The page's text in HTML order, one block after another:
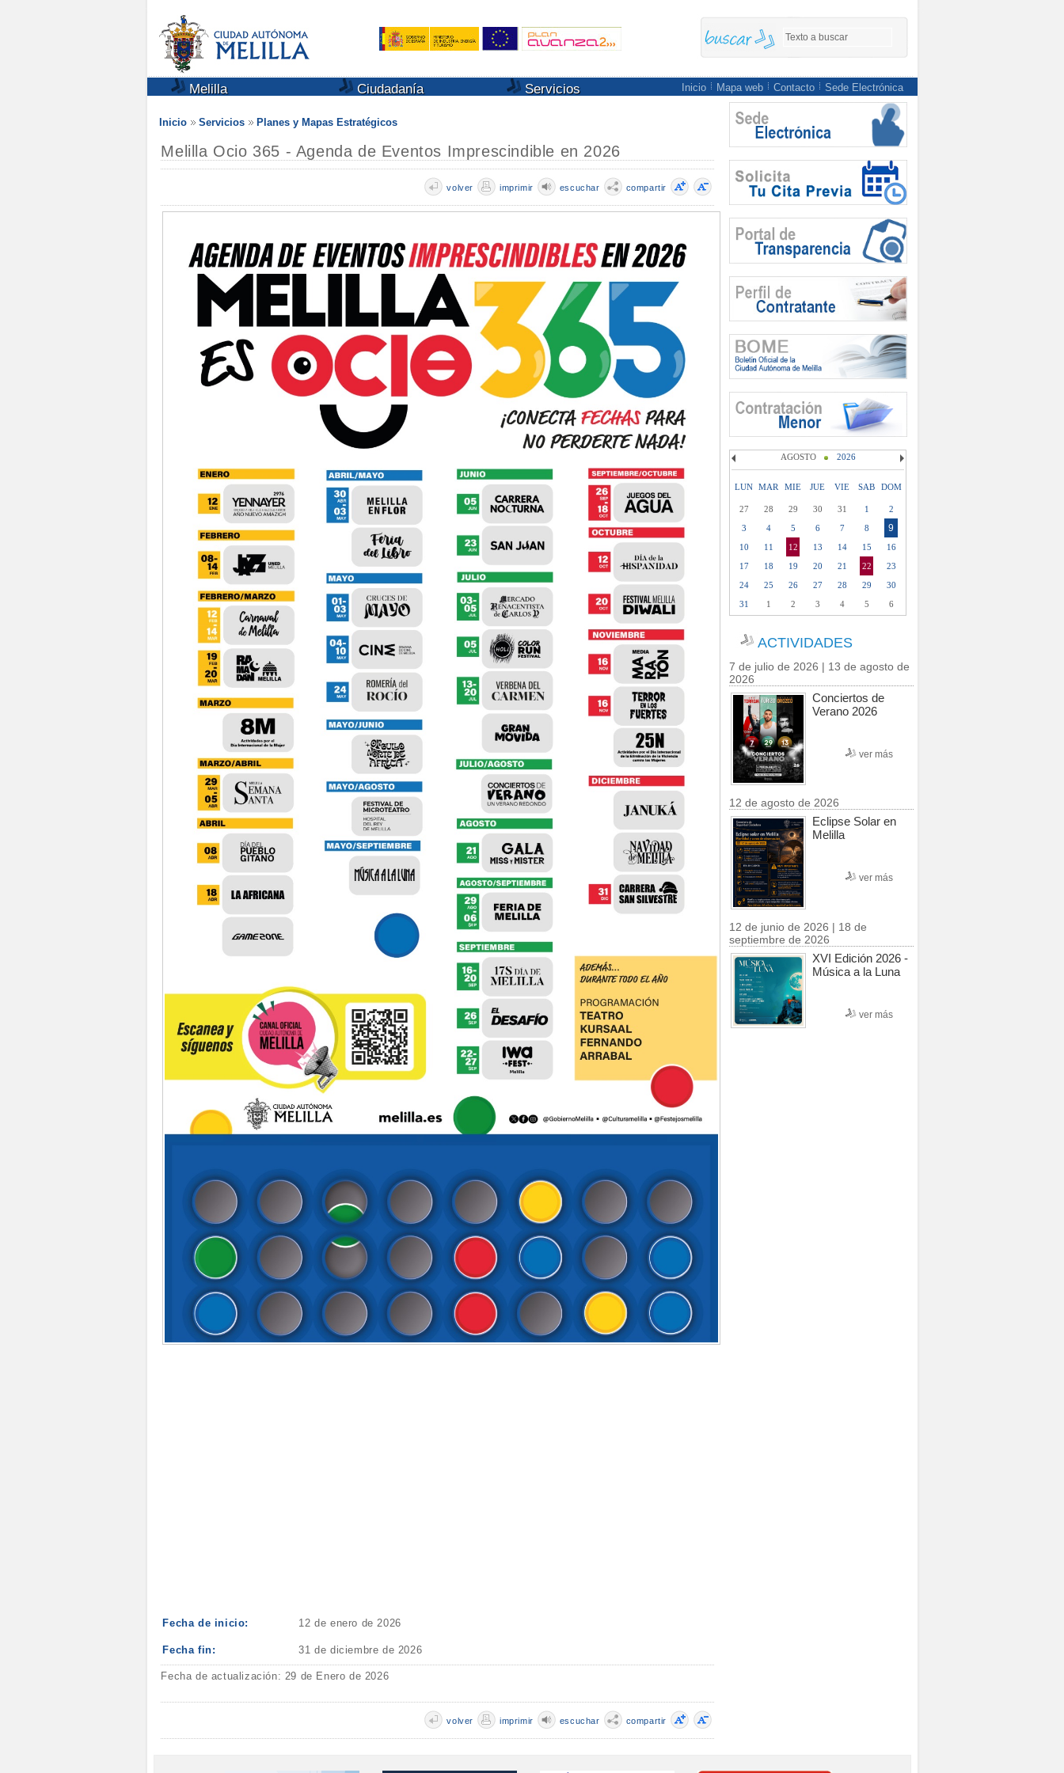
Melilla Ciudadanía Servicios Inicio Mapa web Contacto Sede Electrónica
Inicio Servicios Planes y Mapas Estratégicos
Melilla Ocio 365 - Agenda de Eventos Imprescindible en 2026
compartir
escuchar
imprimir
volver
Fecha de inicio: 12 de enero de 2026
Fecha fin: 31 de diciembre de 2026
Fecha de actualización: 29 de Enero de 2026
compartir
escuchar
imprimir
volver
AGOSTO 2026
LUN MAR MIE JUE VIE SAB DOM
27 28 29 30 31 1
2
3
4 5 6 7 8 9
10 11 12 13 14 15
16
17
18 19 20 21 22
23
24
25 26 27 28 29
30
31
1 2 3 4 5 6
ACTIVIDADES
7 de julio de 2026 | 13 de agosto de
2026
Conciertos de
Verano 2026
ver más
12 de agosto de 2026
Eclipse Solar en
Melilla
ver más
12 de junio de 2026 | 18 de
septiembre de 2026
XVI Edición 2026 -
Música a la Luna
ver más